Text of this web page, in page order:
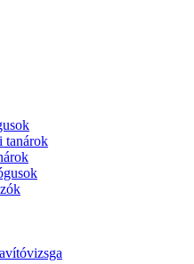
tanárok